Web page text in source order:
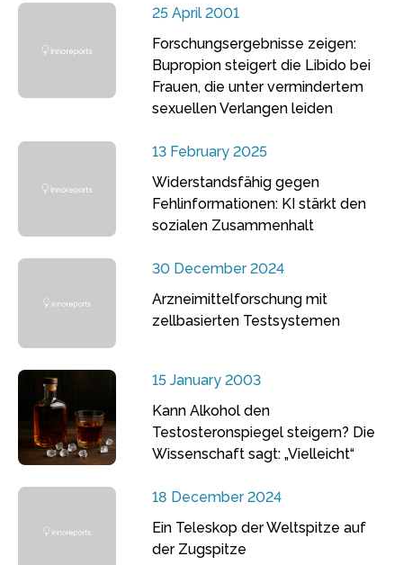
25 April 2001
Forschungsergebnisse zeigen:
Bupropion steigert die Libido bei
Frauen, die unter vermindertem
sexuellen Verlangen leiden
13 February 2025
Widerstandsfähig gegen
Fehlinformationen: KI stärkt den
sozialen Zusammenhalt
30 December 2024
Arzneimittelforschung mit
zellbasierten Testsystemen
15 January 2003
Kann Alkohol den
Testosteronspiegel steigern? Die
Wissenschaft sagt: „Vielleicht“
18 December 2024
Ein Teleskop der Weltspitze auf
der Zugspitze